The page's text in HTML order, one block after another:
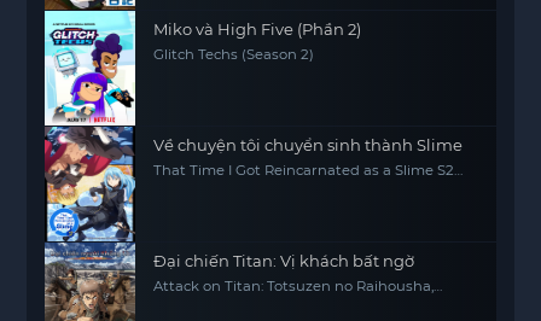
Miko và High Five (Phần 2)
Glitch Techs (Season 2)
Về chuyện tôi chuyển sinh thành Slime
That Time I Got Reincarnated as a Slime S2
Đại chiến Titan: Vị khách bất ngờ
Attack on Titan: Totsuzen no Raihousha,